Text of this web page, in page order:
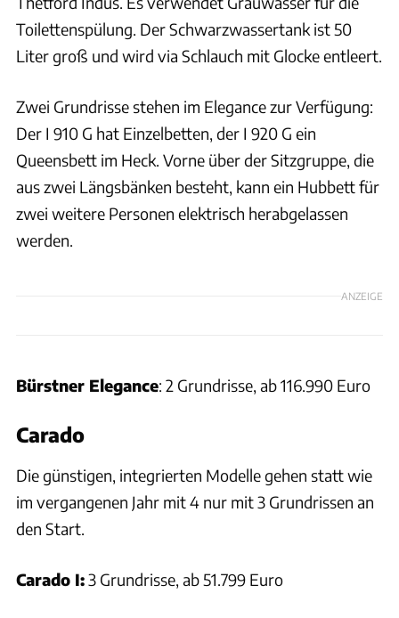
Toilettenspülung. Der Schwarzwassertank ist 50
Liter groß und wird via Schlauch mit Glocke entleert.
Zwei Grundrisse stehen im Elegance zur Verfügung:
Der I 910 G hat Einzelbetten, der I 920 G ein
Queensbett im Heck. Vorne über der Sitzgruppe, die
aus zwei Längsbänken besteht, kann ein Hubbett für
zwei weitere Personen elektrisch herabgelassen
werden.
ANZEIGE
Bürstner Elegance: 2 Grundrisse, ab 116.990 Euro
Carado
Die günstigen, integrierten Modelle gehen statt wie
im vergangenen Jahr mit 4 nur mit 3 Grundrissen an
den Start.
Carado I:3 Grundrisse, ab 51.799 Euro